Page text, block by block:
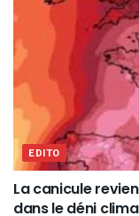
EDITO
La canicule
dans le déni